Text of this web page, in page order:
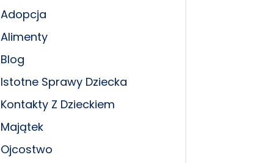
Adopcja
Alimenty
Blog
Istotne Sprawy Dziecka
Kontakty Z Dzieckiem
Majątek
Ojcostwo